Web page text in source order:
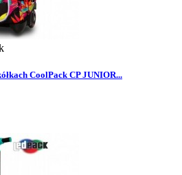
CoolPack CP JUNIOR...